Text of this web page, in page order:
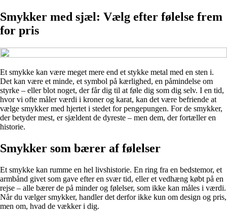
Smykker med sjæl: Vælg efter følelse frem
for pris
Et smykke kan være meget mere end et stykke metal med en sten i.
Det kan være et minde, et symbol på kærlighed, en påmindelse om
styrke – eller blot noget, der får dig til at føle dig som dig selv. I en tid,
hvor vi ofte måler værdi i kroner og karat, kan det være befriende at
vælge smykker med hjertet i stedet for pengepungen. For de smykker,
der betyder mest, er sjældent de dyreste – men dem, der fortæller en
historie.
Smykker som bærer af følelser
Et smykke kan rumme en hel livshistorie. En ring fra en bedstemor, et
armbånd givet som gave efter en svær tid, eller et vedhæng købt på en
rejse – alle bærer de på minder og følelser, som ikke kan måles i værdi.
Når du vælger smykker, handler det derfor ikke kun om design og pris,
men om, hvad de vækker i dig.